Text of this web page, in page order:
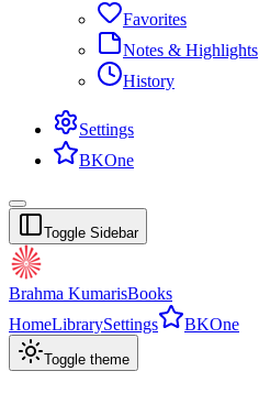
Favorites
Notes & Highlights
History
Settings
BKOne
Toggle Sidebar
Brahma KumarisBooks
HomeLibrarySettings BKOne
Toggle theme